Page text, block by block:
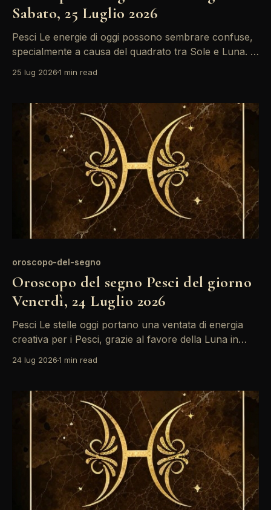
Sabato, 25 Luglio 2026
Pesci Le energie di oggi possono sembrare confuse,
specialmente a causa del quadrato tra Sole e Luna. È
realmente, mentre Mercurio in Cancro ti invita a
temere di esprimerti, anche se ci sono tensioni
25 lug 20261 min read
oroscopo-del-segno
Oroscopo del segno Pesci del giorno
Venerdì, 24 Luglio 2026
Pesci Le stelle oggi portano una ventata di energia
creativa per i Pesci, grazie al favore della Luna in
l'opposizione tra il Sole in Leone e Venere in Vergine
richiedendo attenzione e comprensione. Sii pronto a
24 lug 20261 min read